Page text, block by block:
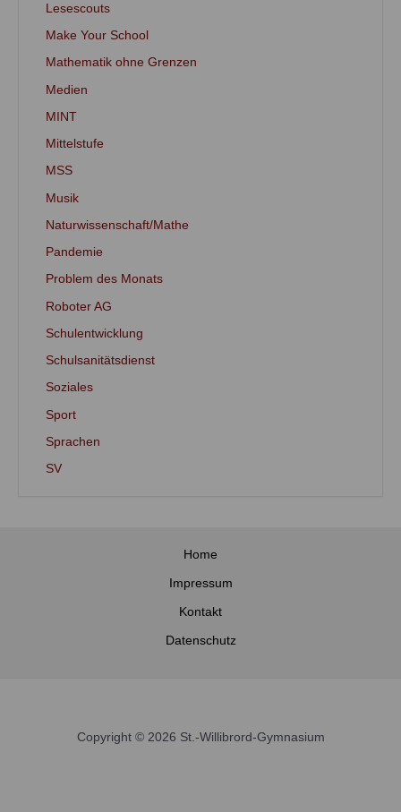
Lesescouts
Make Your School
Mathematik ohne Grenzen
Medien
MINT
Mittelstufe
MSS
Musik
Naturwissenschaft/Mathe
Pandemie
Problem des Monats
Roboter AG
Schulentwicklung
Schulsanitätsdienst
Soziales
Sport
Sprachen
SV
Home
Impressum
Kontakt
Datenschutz
Copyright © 2026 St.-Willibrord-Gymnasium